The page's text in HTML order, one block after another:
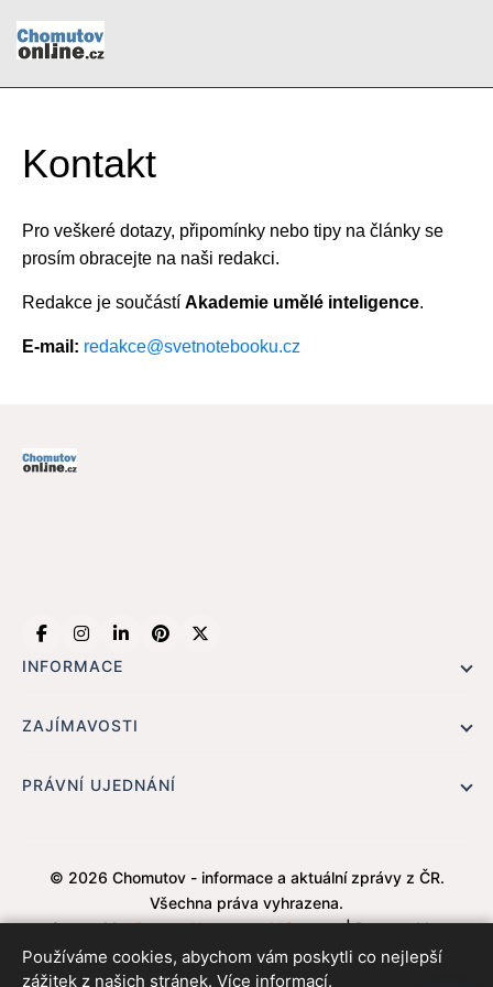
Kontakt
Pro veškeré dotazy, připomínky nebo tipy na články se
prosím obracejte na naši redakci.
Redakce je součástí Akademie umělé inteligence.
E-mail: redakce@svetnotebooku.cz
INFORMACE
Kontakt
ZAJÍMAVOSTI
PRÁVNÍ UJEDNÁNÍ
© 2026 Chomutov - informace a aktuální zprávy z ČR.
Všechna práva vyhrazena.
Created byRoman Kunert and his team| Powered by
PublicMC| Supported byAkademie AI&MediaMC| © 2005
- 2026
Používáme cookies, abychom vám poskytli co nejlepší
zážitek z našich stránek. Více informací.